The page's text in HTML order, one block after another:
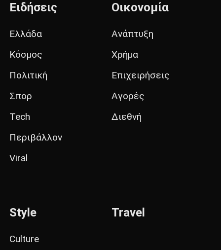
Ειδήσεις
Ελλάδα
Κόσμος
Πολιτική
Σπορ
Tech
Περιβάλλον
Viral
Οικονομία
Ανάπτυξη
Χρήμα
Επιχειρήσεις
Αγορές
Διεθνή
Style
Culture
Travel